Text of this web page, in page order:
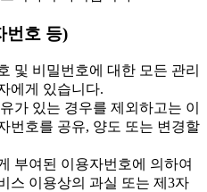
번호 등)
및 비밀번호에 대한 모든 관리
에게 있습니다.
가 있는 경우를 제외하고는 이
번호를 공유, 양도 또는 변경할
부여된 이용자번호에 의하여
스 이용상의 과실 또는 제3자